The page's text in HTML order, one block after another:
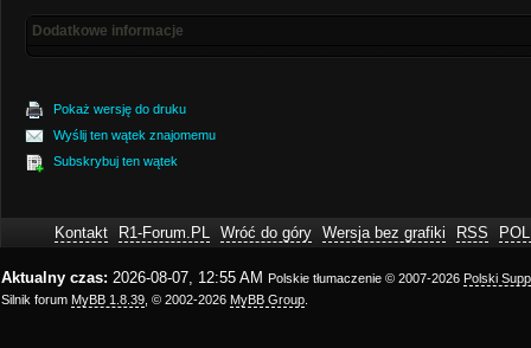
Dodatkowe informacje
Pokaż wersję do druku
Wyślij ten wątek znajomemu
Subskrybuj ten wątek
Kontakt R1-Forum.PL Wróć do góry Wersja bez grafiki RSS
Aktualny czas: 2026-08-07, 12:55 AM Polskie tłumaczenie © 2007-2026 Polski
Silnik forum MyBB 1.8.39 , © 2002-2026 MyBB Group